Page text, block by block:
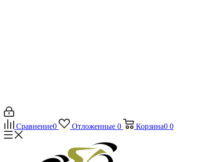
Сравнение0 Отложенные 0 Корзина0 0